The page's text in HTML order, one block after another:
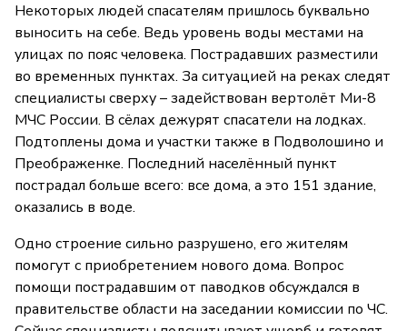
Некоторых людей спасателям пришлось буквально
выносить на себе. Ведь уровень воды местами на
улицах по пояс человека. Пострадавших разместили
во временных пунктах. За ситуацией на реках следят
специалисты сверху – задействован вертолёт Ми-8
МЧС России. В сёлах дежурят спасатели на лодках.
Подтоплены дома и участки также в Подволошино и
Преображенке. Последний населённый пункт
пострадал больше всего: все дома, а это 151 здание,
оказались в воде.
Одно строение сильно разрушено, его жителям
помогут с приобретением нового дома. Вопрос
помощи пострадавшим от паводков обсуждался в
правительстве области на заседании комиссии по ЧС.